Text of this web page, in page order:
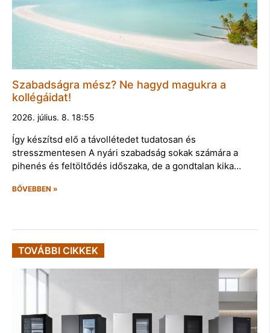
Szabadságra mész? Ne hagyd magukra a
kollégáidat!
2026. július. 8. 18:55
Így készítsd elő a távollétedet tudatosan és
stresszmentesen A nyári szabadság sokak számára a
pihenés és feltöltődés időszaka, de a gondtalan kika…
BŐVEBBEN »
TOVÁBBI CIKKEK